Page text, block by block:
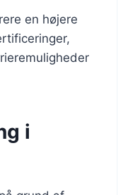
en højere
i